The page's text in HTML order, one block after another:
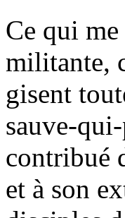
Ce qui
militante,
gisent
sauve-
contribué
et à son